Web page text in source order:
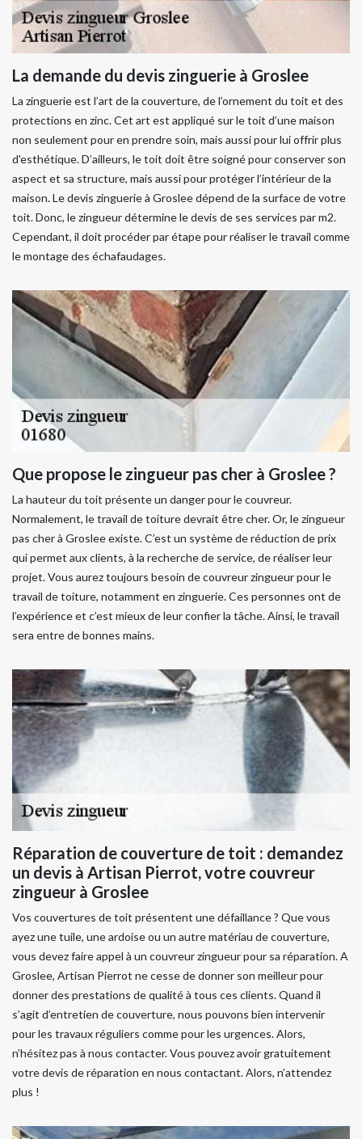
La demande du devis zinguerie à Groslee
La zinguerie est l’art de la couverture, de l’ornement du toit et des
protections en zinc. Cet art est appliqué sur le toit d’une maison
non seulement pour en prendre soin, mais aussi pour lui offrir plus
d'esthétique. D’ailleurs, le toit doit être soigné pour conserver son
aspect et sa structure, mais aussi pour protéger l’intérieur de la
maison. Le devis zinguerie à Groslee dépend de la surface de votre
toit. Donc, le zingueur détermine le devis de ses services par m2.
Cependant, il doit procéder par étape pour réaliser le travail comme
le montage des échafaudages.
Que propose le zingueur pas cher à Groslee ?
La hauteur du toit présente un danger pour le couvreur.
Normalement, le travail de toiture devrait être cher. Or, le zingueur
pas cher à Groslee existe. C’est un système de réduction de prix
qui permet aux clients, à la recherche de service, de réaliser leur
projet. Vous aurez toujours besoin de couvreur zingueur pour le
travail de toiture, notamment en zinguerie. Ces personnes ont de
l’expérience et c’est mieux de leur confier la tâche. Ainsi, le travail
sera entre de bonnes mains.
Réparation de couverture de toit : demandez
un devis à Artisan Pierrot, votre couvreur
zingueur à Groslee
Vos couvertures de toit présentent une défaillance ? Que vous
ayez une tuile, une ardoise ou un autre matériau de couverture,
vous devez faire appel à un couvreur zingueur pour sa réparation. A
Groslee, Artisan Pierrot ne cesse de donner son meilleur pour
donner des prestations de qualité à tous ces clients. Quand il
s’agit d’entretien de couverture, nous pouvons bien intervenir
pour les travaux réguliers comme pour les urgences. Alors,
n’hésitez pas à nous contacter. Vous pouvez avoir gratuitement
votre devis de réparation en nous contactant. Alors, n’attendez
plus !